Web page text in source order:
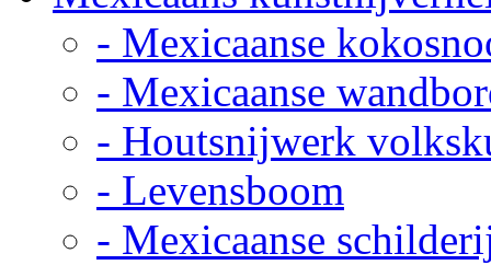
- Mexicaanse
- Mexicaanse
- Houtsnijwerk
- Levensboom
- Mexicaanse